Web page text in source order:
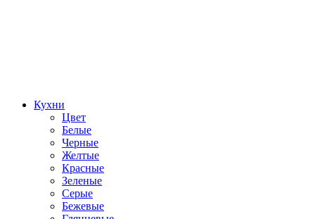
Кухни
Цвет
Белые
Черные
Желтые
Красные
Зеленые
Серые
Бежевые